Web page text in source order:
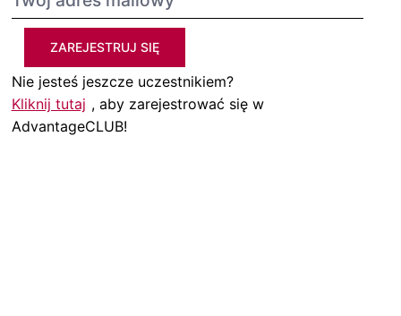
ZAREJESTRUJ SIĘ
Nie jesteś jeszcze uczestnikiem?
Kliknij tutaj , aby zarejestrować się w
AdvantageCLUB!